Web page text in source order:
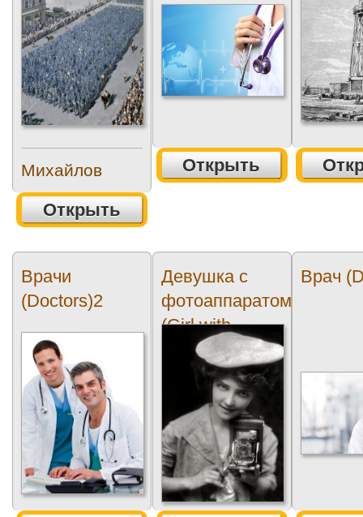
Михайлов
Открыть
Открыть
Врачи
(Doctors)2
Девушка с
фотоаппаратом
(Girl with
camera)
Врач